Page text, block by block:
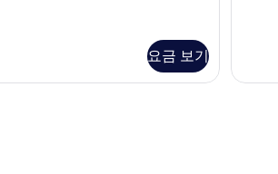
요금 보기
즈
스